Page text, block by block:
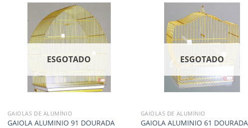
ESGOTADO
GAIOLAS DE ALUMÍNIO
GAIOLA ALUMINIO 91 DOURADA
ESGOTADO
GAIOLAS DE ALUMÍNIO
GAIOLA ALUMINIO 61 DOURADA